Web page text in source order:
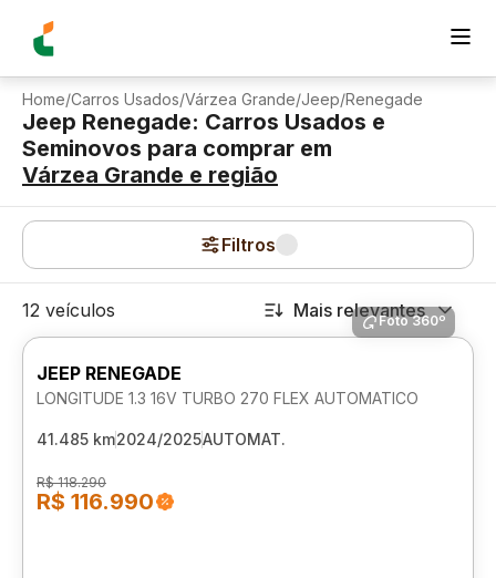
Home/Carros Usados/Várzea Grande/Jeep/Renegade
Jeep Renegade: Carros Usados e
Seminovos para comprar em
Várzea Grande e região
Filtros
12 veículos Mais relevantes
Foto 360º
JEEP RENEGADE
LONGITUDE 1.3 16V TURBO 270 FLEX AUTOMATICO
41.485 km2024/2025AUTOMAT.
R$ 118.290
R$ 116.990